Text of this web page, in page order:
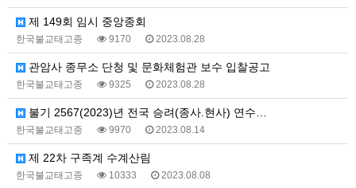
제 149회 임시 중앙종회
한국불교태고종 9170 2023.08.28
관암사 종무소 단청 및 문화체험관 보수 입찰공고
한국불교태고종 9325 2023.08.28
불기 2567(2023)년 전국 승려(종사.현사) 연수…
한국불교태고종 9970 2023.08.14
제 22차 구족계 수계산림
한국불교태고종 10333 2023.08.08